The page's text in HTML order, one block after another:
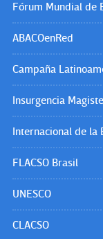
Fórum Mundial de
ABACOenRed
Campaña
Insurgencia
Internacional de la
FLACSO Brasil
UNESCO
CLACSO